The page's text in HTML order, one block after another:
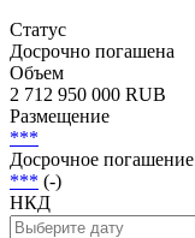
Статус
Досрочно погашена
Объем
2 712 950 000 RUB
Размещение
***
Досрочное погашение
*** (-)
НКД